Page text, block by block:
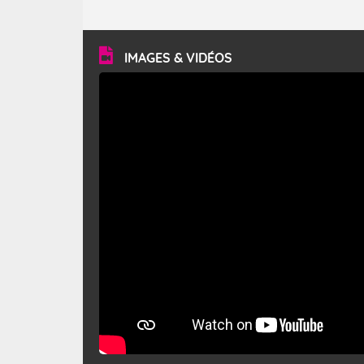
vitesse moyenne de 50 km/h et atteindre 80 à 100 km/h
en rafales, parfois davantage. Il parcourt la basse vallée
du Rhône et la Provence et envahit le littoral
méditerranéen à partir de la Camargue.
IMAGES & VIDÉOS